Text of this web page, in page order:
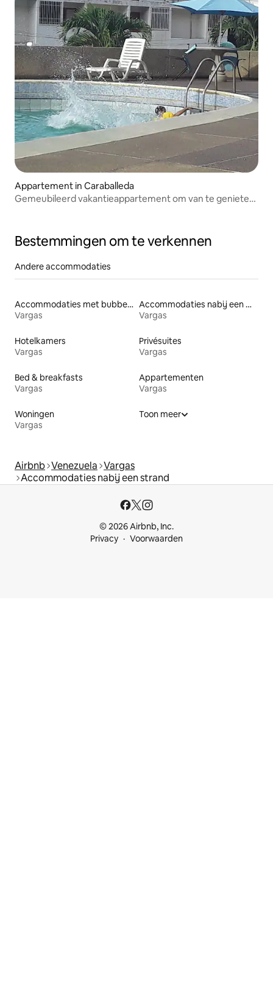
Appartement in Caraballeda
Gemeubileerd vakantieappartement om van te genieten
Bestemmingen om te verkennen
Andere accommodaties
Accommodaties met bubbelbad
Vargas
Accommodaties nabij een meer
Vargas
Hotelkamers
Vargas
Privésuites
Vargas
Bed & breakfasts
Vargas
Appartementen
Vargas
Woningen
Vargas
Toon meer
Airbnb Venezuela Vargas
Accommodaties nabij een strand
© 2026 Airbnb, Inc.
Privacy
Voorwaarden